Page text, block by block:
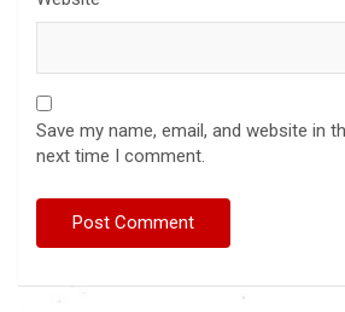
Save my name, email, and website in
next time I comment.